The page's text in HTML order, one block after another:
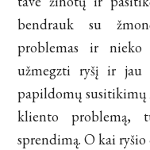
bendrauk su
problemas ir nieko
užmegzti ryšį ir jau
papildomų susitikimų
kliento problemą,
sprendimą. O kai